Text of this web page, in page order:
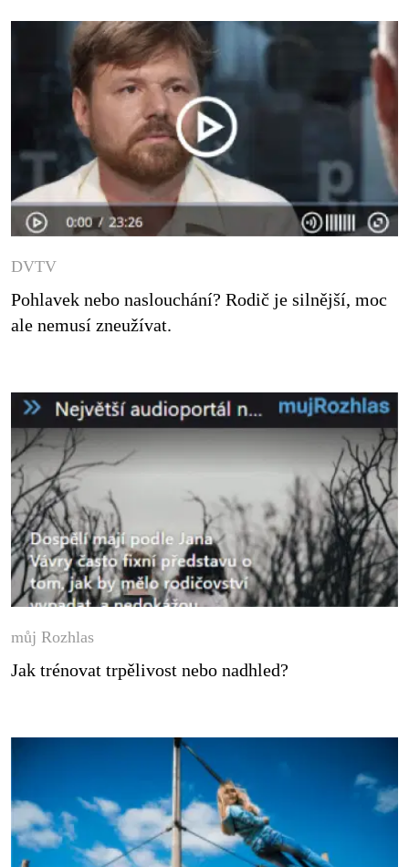
DVTV
Pohlavek nebo naslouchání? Rodič je silnější, moc
ale nemusí zneužívat.
můj Rozhlas
Jak trénovat trpělivost nebo nadhled?